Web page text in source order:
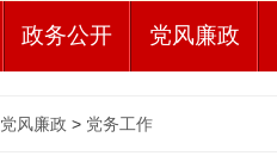
政务公开 党风廉政
党风廉政 > 党务工作